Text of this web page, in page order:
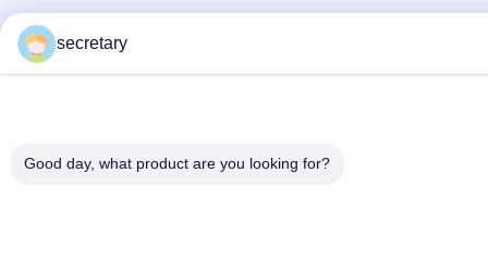
secretary
Good day, what product are you looking for?